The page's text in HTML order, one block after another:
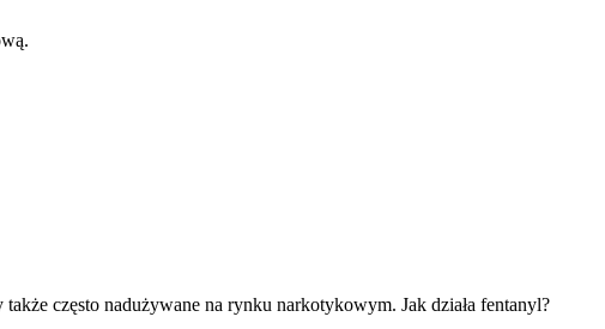
często nadużywane na rynku narkotykowym. Jak działa fentanyl?